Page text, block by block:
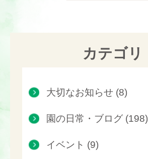
カテゴリ
大切なお知らせ (8)
園の日常・ブログ (198)
イベント (9)